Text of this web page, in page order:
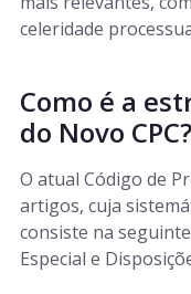
celeridade
Como é a
do Novo CPC?
O atual Código de
artigos, cuja
consiste na
Especial e